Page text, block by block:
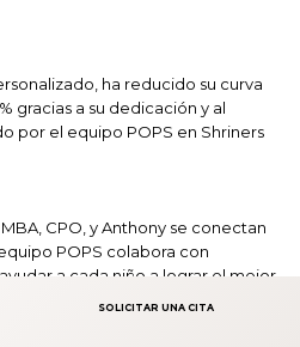
ha reducido su curva
gracias a su dedicación y al
por el equipo POPS en Shriners
CPO, y Anthony se conectan
POPS colabora con
a cada niño a lograr el mejor
SOLICITAR UNA CITA